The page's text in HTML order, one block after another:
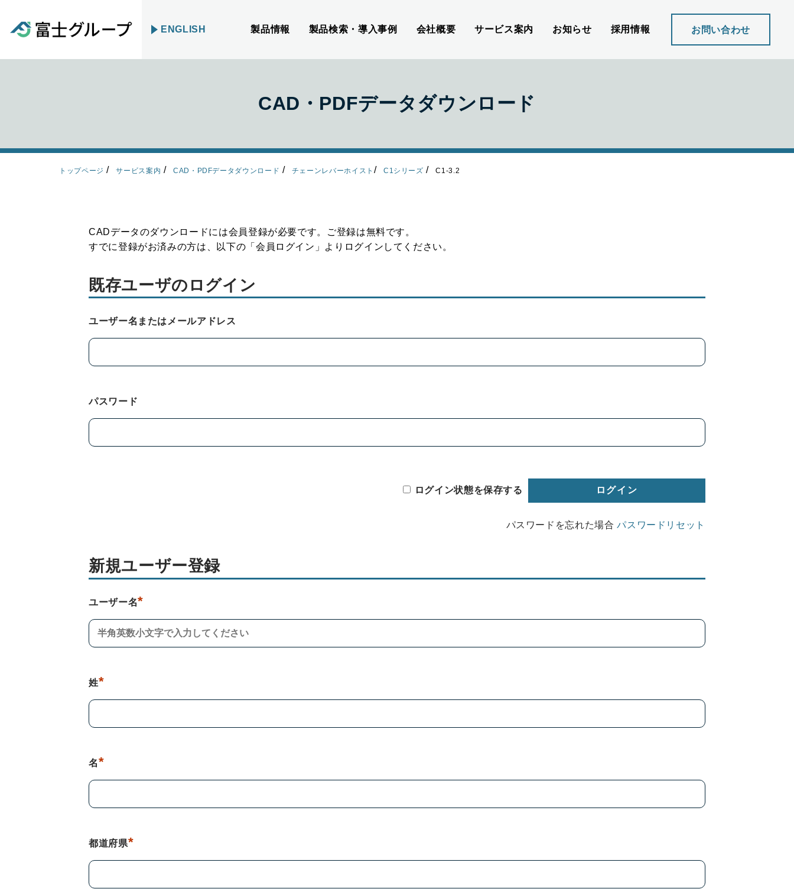
ENGLISH 製品情報 製品検索・導入事例 会社概要 サービス案内 お知らせ 採用情報 お問い合わせ
CAD・PDFデータダウンロード
トップページ サービス案内 CAD・PDFデータダウンロード チェーンレバーホイスト C1シリーズ C1-3.2
CADデータのダウンロードには会員登録が必要です。ご登録は無料です。
すでに登録がお済みの方は、以下の「会員ログイン」よりログインしてください。
既存ユーザのログイン
ユーザー名またはメールアドレス
パスワード
ログイン状態を保存する
パスワードを忘れた場合パスワードリセット
新規ユーザー登録
ユーザー名*
姓*
名*
都道府県*